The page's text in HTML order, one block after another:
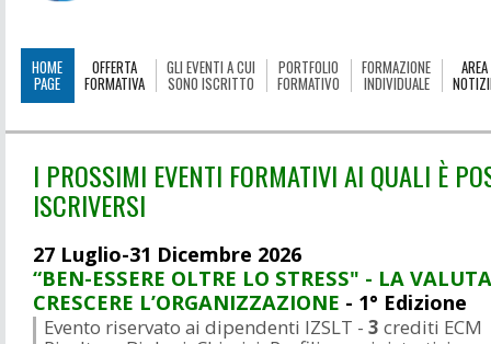
HOME
PAGE
OFFERTA
FORMATIVA
GLI EVENTI A CUI
SONO ISCRITTO
PORTFOLIO
FORMATIVO
FORMAZIONE
INDIVIDUALE
AREA
I PROSSIMI EVENTI FORMATIVI AI QUALI È
ISCRIVERSI
27 Luglio-31 Dicembre 2026
“BEN-ESSERE OLTRE LO STRESS" - LA
CRESCERE L’ORGANIZZAZIONE - 1° Edizione
Evento riservato ai dipendenti IZSLT - 3 crediti ECM